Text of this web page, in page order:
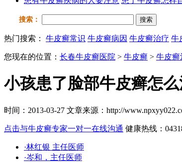
搜索： 搜索
热门搜索： 牛皮癣常识 牛皮癣病因 牛皮癣治疗 牛
您现在的位置： 长春牛皮癣医院 > 牛皮癣 > 牛皮癣
小孩患了脸部牛皮癣怎
时间：2013-03-27 文章来源：http://
点击与牛皮癣专家一对一在线沟通 健康热线：
·林红银 主任医师
·岑和，主任医师